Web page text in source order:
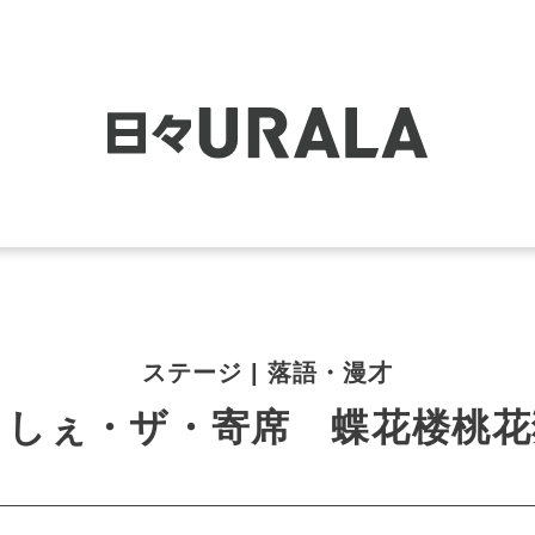
ステージ | 落語・漫才
ぇ・ザ・寄席 蝶花楼桃